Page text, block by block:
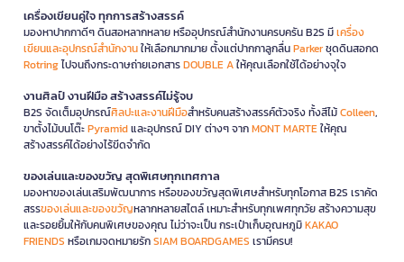
เครื่องเขียนคู่ใจ ทุกการสร้างสรรค์
มองหาปากกาดีๆ ดินสอหลากหลาย หรืออุปกรณ์สำนักงานครบครัน B2S มีเครื่อง
เขียนและอุปกรณ์สำนักงานให้เลือกมากมาย ตั้งแต่ปากกาลูกลื่นParkerชุดดินสอกด
Rotringไปจนถึงกระดาษถ่ายเอกสารDOUBLE Aให้คุณเลือกใช้ได้อย่างจุใจ
งานศิลป์ งานฝีมือ สร้างสรรค์ไม่รู้จบ
B2S จัดเต็มอุปกรณ์ศิลปะและงานฝีมือสำหรับคนสร้างสรรค์ตัวจริง ทั้งสีไม้Colleen,
ขาตั้งไม้บนโต๊ะPyramidและอุปกรณ์ DIY ต่างๆ จากMONT MARTEให้คุณ
สร้างสรรค์ได้อย่างไร้ขีดจำกัด
ของเล่นและของขวัญ สุดพิเศษทุกเทศกาล
มองหาของเล่นเสริมพัฒนาการ หรือของขวัญสุดพิเศษสำหรับทุกโอกาส B2S เราคัด
สรรของเล่นและของขวัญหลากหลายสไตล์ เหมาะสำหรับทุกเพศทุกวัย สร้างความสุข
และรอยยิ้มให้กับคนพิเศษของคุณ ไม่ว่าจะเป็น กระเป๋าเก็บอุณหภูมิKAKAO
FRIENDS หรือเกมจดหมายรักSIAM BOARDGAMES เรามีครบ!